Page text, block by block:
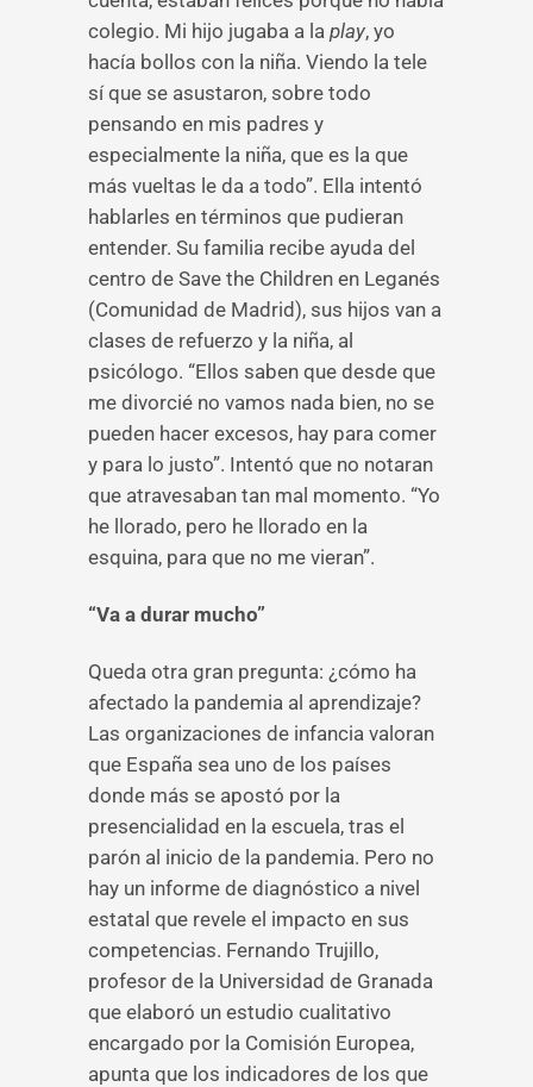
colegio. Mi hijo jugaba a la play, yo
hacía bollos con la niña. Viendo la tele
sí que se asustaron, sobre todo
pensando en mis padres y
especialmente la niña, que es la que
más vueltas le da a todo”. Ella intentó
hablarles en términos que pudieran
entender. Su familia recibe ayuda del
centro de Save the Children en Leganés
(Comunidad de Madrid), sus hijos van a
clases de refuerzo y la niña, al
psicólogo. “Ellos saben que desde que
me divorcié no vamos nada bien, no se
pueden hacer excesos, hay para comer
y para lo justo”. Intentó que no notaran
que atravesaban tan mal momento. “Yo
he llorado, pero he llorado en la
esquina, para que no me vieran”.
“Va a durar mucho”
Queda otra gran pregunta: ¿cómo ha
afectado la pandemia al aprendizaje?
Las organizaciones de infancia valoran
que España sea uno de los países
donde más se apostó por la
presencialidad en la escuela, tras el
parón al inicio de la pandemia. Pero no
hay un informe de diagnóstico a nivel
estatal que revele el impacto en sus
competencias. Fernando Trujillo,
profesor de la Universidad de Granada
que elaboró un estudio cualitativo
encargado por la Comisión Europea,
apunta que los indicadores de los que